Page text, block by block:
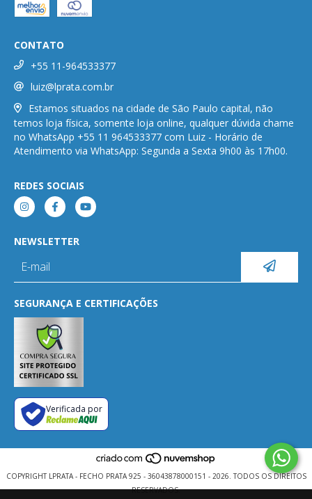
CONTATO
+55 11-964533377
luiz@lprata.com.br
Estamos situados na cidade de São Paulo capital, não
temos loja física, somente loja online, qualquer dúvida chame
no WhatsApp +55 11 964533377 com Luiz - Horário de
Atendimento via WhatsApp: Segunda a Sexta 9h00 às 17h00.
REDES SOCIAIS
NEWSLETTER
SEGURANÇA E CERTIFICAÇÕES
Verificada por
COPYRIGHT LPRATA - FECHO PRATA 925 - 36043878000151 - 2026. TODOS OS DIREITOS
RESERVADOS.